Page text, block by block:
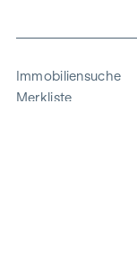
Immobiliensuche
Merkliste